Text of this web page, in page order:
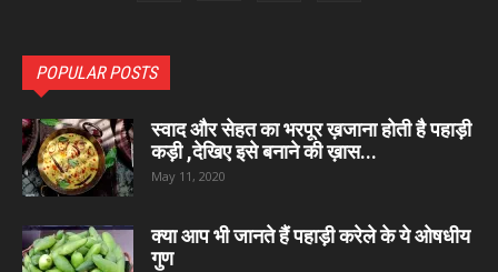
POPULAR POSTS
स्वाद और सेहत का भरपूर ख़जाना होती है पहाड़ी
कड़ी ,देखिए इसे बनाने की ख़ास...
May 11, 2020
क्या आप भी जानते हैं पहाड़ी करेले के ये ओषधीय
गुण